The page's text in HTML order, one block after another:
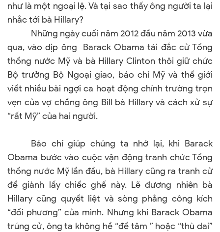
như là một ngoại lệ. Và tại sao thấy ông người ta lại
nhắc tới bà Hillary?
Những ngày cuối năm 2012 đầu năm 2013 vừa
qua, vào dịp ông Barack Obama tái đắc cử Tổng
thống nước Mỹ và bà Hillary Clinton thôi giữ chức
Bộ trưởng Bộ Ngoại giao, báo chí Mỹ và thế giới
viết nhiều bài ngợi ca hoạt động chính trường trọn
vẹn của vợ chồng ông Bill bà Hillary và cách xử sự
“rất Mỹ” của hai người.
Báo chí giúp chúng ta nhớ lại, khi Barack
Obama bước vào cuộc vận động tranh chức Tổng
thống nước Mỹ lần đầu, bà Hillary cũng ra tranh cử
để giành lấy chiếc ghế này. Lẽ đương nhiên bà
Hillary cũng quyết liệt và sòng phẳng công kích
“đối phương” của mình. Nhưng khi Barack Obama
trúng cử, ông ta không hề “để tâm ” hoặc “thù dai”